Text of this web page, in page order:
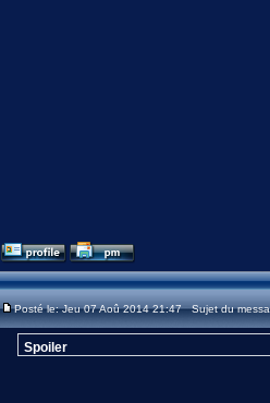
Posté le: Jeu 07 Aoû 2014 21:47 Sujet du
Spoiler